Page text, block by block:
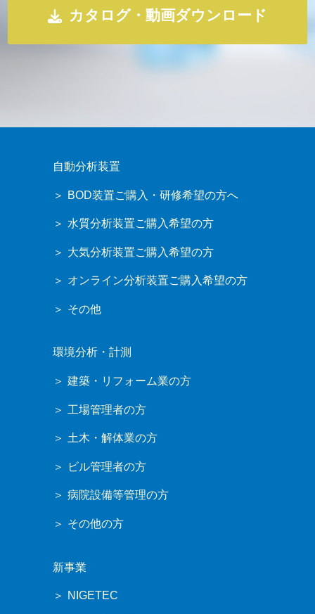
カタログ・動画ダウンロード
自動分析装置
BOD装置ご購入・研修希望の方へ
水質分析装置ご購入希望の方
大気分析装置ご購入希望の方
オンライン分析装置ご購入希望の方
その他
環境分析・計測
建築・リフォーム業の方
工場管理者の方
土木・解体業の方
ビル管理者の方
病院設備等管理の方
その他の方
新事業
NIGETEC